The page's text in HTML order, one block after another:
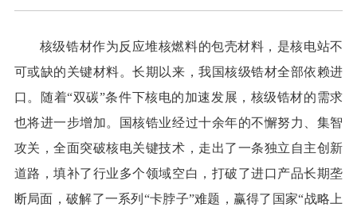
核级锆材作为反应堆核燃料的包壳材料，是核电站不
可或缺的关键材料。长期以来，我国核级锆材全部依赖进
口。随着“双碳”条件下核电的加速发展，核级锆材的需求
也将进一步增加。国核锆业经过十余年的不懈努力、集智
攻关，全面突破核电关键技术，走出了一条独立自主创新
道路，填补了行业多个领域空白，打破了进口产品长期垄
断局面，破解了一系列“卡脖子”难题，赢得了国家“战略上